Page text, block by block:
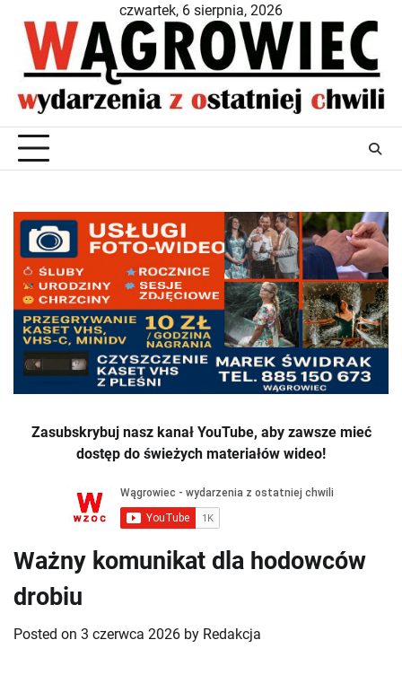
content
czwartek, 6 sierpnia, 2026
Zasubskrybuj nasz kanał YouTube, aby zawsze mieć
dostęp do świeżych materiałów wideo!
Ważny komunikat dla hodowców
drobiu
Posted on 3 czerwca 2026 by Redakcja